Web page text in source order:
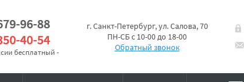
96-88
40-54
бесплатный -
г. Санкт-Петербург, ул. Салова, 70
ПН-СБ с 10-00 до 18-00
Обратный звонок